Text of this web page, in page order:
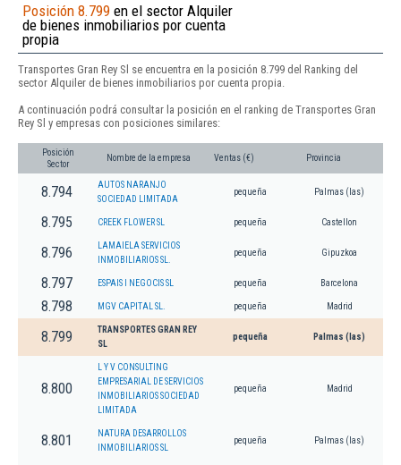
Posición 8.799 en el sector Alquiler
de bienes inmobiliarios por cuenta
propia
Transportes Gran Rey Sl se encuentra en la posición 8.799 del Ranking del
sector Alquiler de bienes inmobiliarios por cuenta propia.
A continuación podrá consultar la posición en el ranking de Transportes Gran
Rey Sl y empresas con posiciones similares:
Posición
Sector
Nombre de la empresa Ventas (€) Provincia
8.794
AUTOS NARANJO
SOCIEDAD LIMITADA
pequeña Palmas (las)
8.795 CREEK FLOWER SL pequeña Castellon
8.796
LAMAIELA SERVICIOS
INMOBILIARIOS SL.
pequeña Gipuzkoa
8.797 ESPAIS I NEGOCIS SL pequeña Barcelona
8.798 MGV CAPITAL SL. pequeña Madrid
8.799
TRANSPORTES GRAN REY
SL
pequeña Palmas (las)
8.800
L Y V CONSULTING
EMPRESARIAL DE SERVICIOS
INMOBILIARIOS SOCIEDAD
LIMITADA
pequeña Madrid
8.801
NATURA DESARROLLOS
INMOBILIARIOS SL
pequeña Palmas (las)